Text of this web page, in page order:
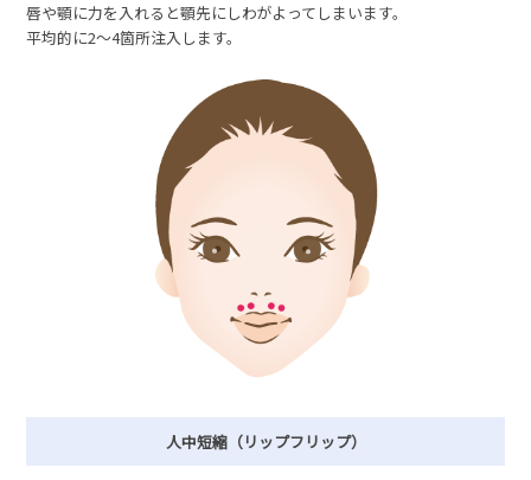
唇や顎に力を入れると顎先にしわがよってしまいます。
平均的に2〜4箇所注入します。
人中短縮（リップフリップ）